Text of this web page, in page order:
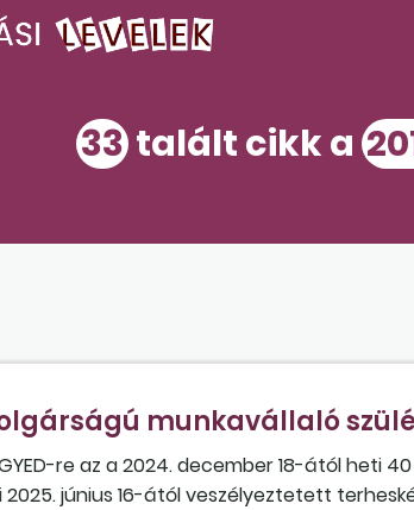
33talált cikk a
munkavállaló
re az a 2024. december 18-ától heti
június 16-ától veszélyeztetett